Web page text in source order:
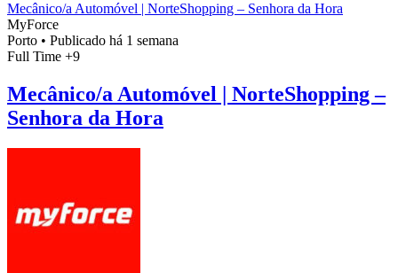
Mecânico/a Automóvel | NorteShopping – Senhora da Hora
MyForce
Porto • Publicado há 1 semana
Full Time +9
Mecânico/a Automóvel | NorteShopping –
Senhora da Hora